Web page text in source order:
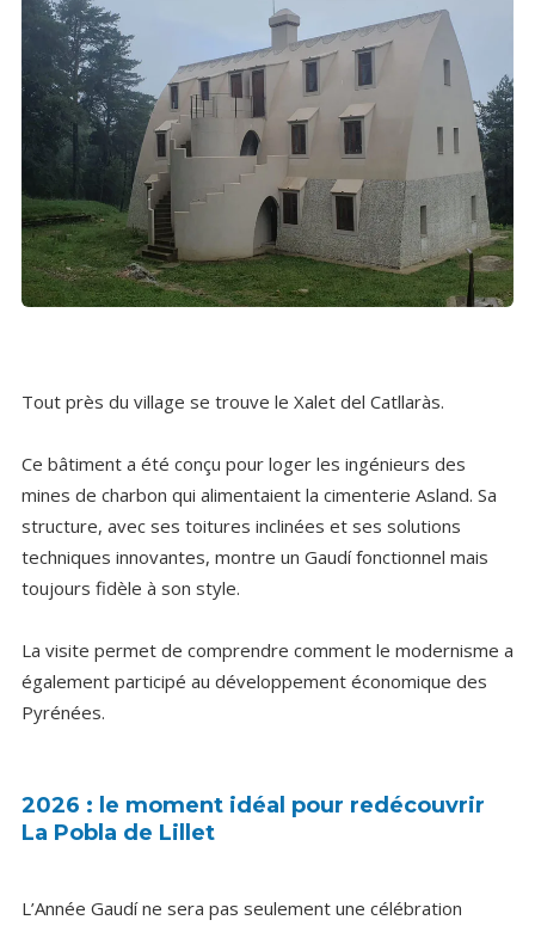
Tout près du village se trouve le Xalet del Catllaràs.
Ce bâtiment a été conçu pour loger les ingénieurs des
mines de charbon qui alimentaient la cimenterie Asland. Sa
structure, avec ses toitures inclinées et ses solutions
techniques innovantes, montre un Gaudí fonctionnel mais
toujours fidèle à son style.
La visite permet de comprendre comment le modernisme a
également participé au développement économique des
Pyrénées.
2026 : le moment idéal pour redécouvrir
La Pobla de Lillet
L’Année Gaudí ne sera pas seulement une célébration